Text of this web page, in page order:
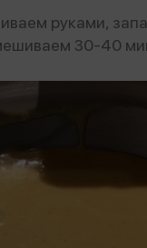
руками,
30-40